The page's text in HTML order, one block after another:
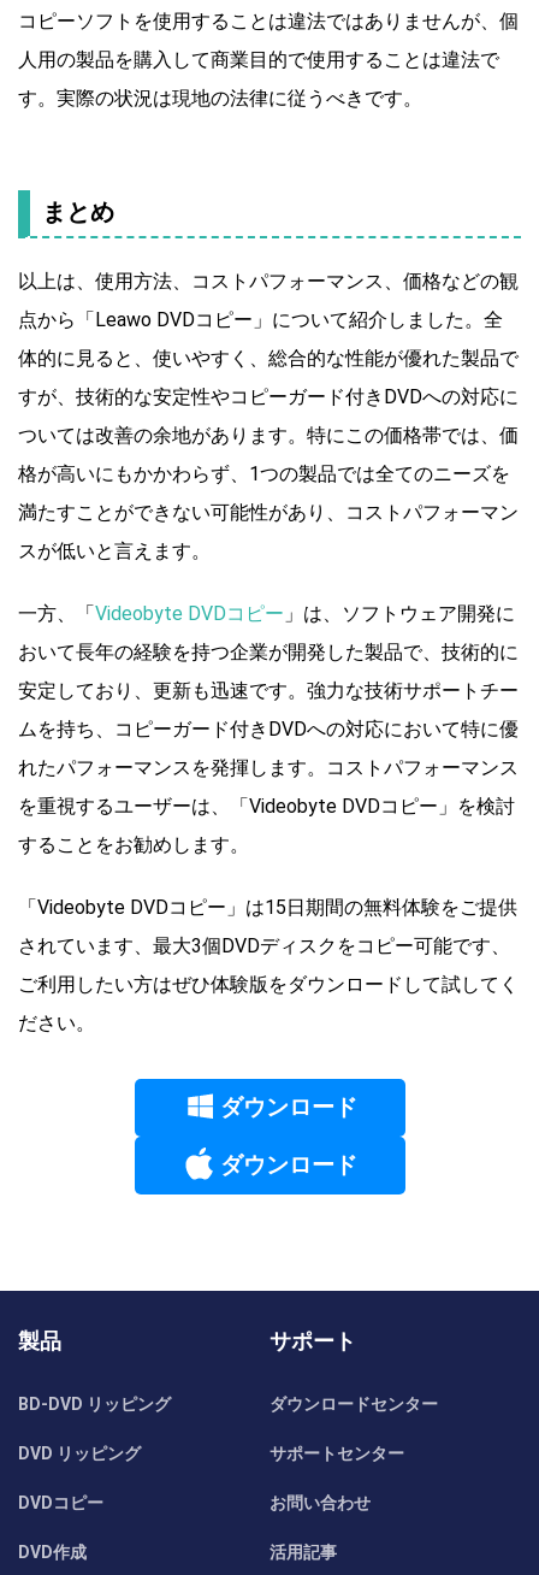
コピーソフトを使用することは違法ではありませんが、個
人用の製品を購入して商業目的で使用することは違法で
す。実際の状況は現地の法律に従うべきです。
まとめ
以上は、使用方法、コストパフォーマンス、価格などの観
点から「Leawo DVDコピー」について紹介しました。全
体的に見ると、使いやすく、総合的な性能が優れた製品で
すが、技術的な安定性やコピーガード付きDVDへの対応に
ついては改善の余地があります。特にこの価格帯では、価
格が高いにもかかわらず、1つの製品では全てのニーズを
満たすことができない可能性があり、コストパフォーマン
スが低いと言えます。
一方、「 Videobyte DVDコピー 」は、ソフトウェア開発に
おいて長年の経験を持つ企業が開発した製品で、技術的に
安定しており、更新も迅速です。強力な技術サポートチー
ムを持ち、コピーガード付きDVDへの対応において特に優
れたパフォーマンスを発揮します。コストパフォーマンス
を重視するユーザーは、「Videobyte DVDコピー」を検討
することをお勧めします。
「Videobyte DVDコピー」は15日期間の無料体験をご提供
されています、最大3個DVDディスクをコピー可能です、
ご利用したい方はぜひ体験版をダウンロードして試してく
ださい。
ダウンロード
ダウンロード
製品
BD-DVD リッピング
DVD リッピング
DVDコピー
DVD作成
サポート
ダウンロードセンター
サポートセンター
お問い合わせ
活用記事